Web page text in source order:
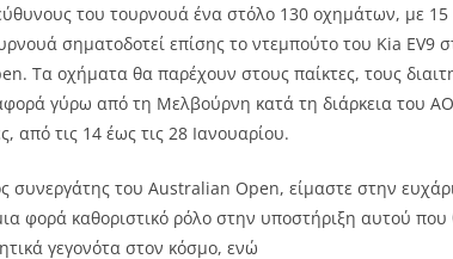
του τουρνουά ένα στόλο 130 οχημάτων, με 15
σηματοδοτεί επίσης το ντεμπούτο του Kia EV9
. Τα οχήματα θα παρέχουν στους παίκτες, τους
γύρω από τη Μελβούρνη κατά τη διάρκεια του AO
από τις 14 έως τις 28 Ιανουαρίου.
συνεργάτης του Australian Open, είμαστε στην
φορά καθοριστικό ρόλο στην υποστήριξη αυτού
γεγονότα στον κόσμο, ενώ